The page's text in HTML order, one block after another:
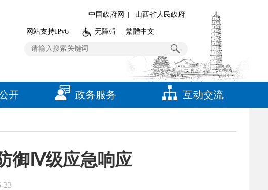
中国政府网 山西省人民政府
网站支持IPv6 无障碍 繁體中文
开 政务服务 互动交流
御Ⅳ级应急响应
23